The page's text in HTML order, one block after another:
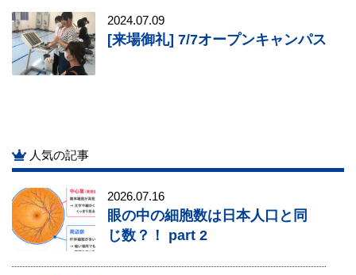
2024.07.09
[来場御礼] 7/7オープンキャンパス
人気の記事
2026.07.16
眼の中の細胞数は日本人口と同
じ数？！ part 2